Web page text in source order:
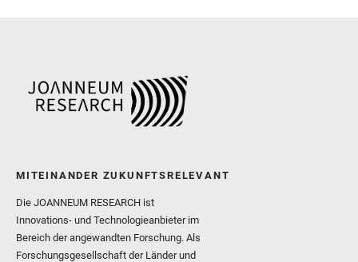
MITEINANDER ZUKUNFTSRELEVANT
Die JOANNEUM RESEARCH ist
Innovations- und Technologieanbieter im
Bereich der angewandten Forschung. Als
Forschungsgesellschaft der Länder und